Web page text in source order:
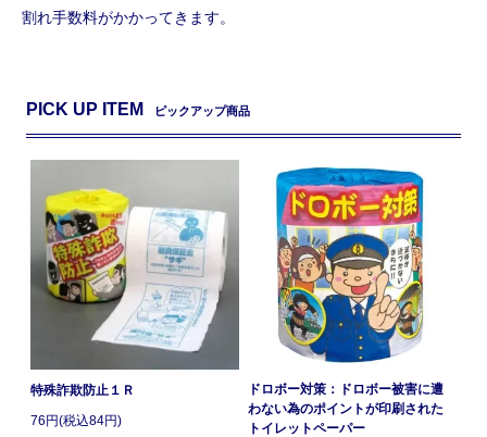
割れ手数料がかかってきます。
PICK UP ITEM ピックアップ商品
特殊詐欺防止１Ｒ
76円(税込84円)
ドロボー対策：ドロボー被害に遭
わない為のポイントが印刷された
トイレットペーパー